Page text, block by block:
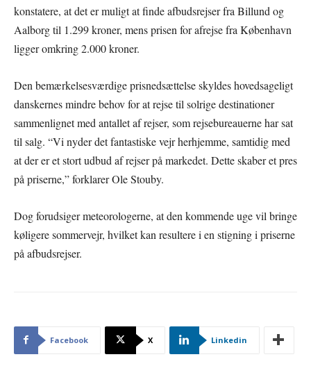
konstatere, at det er muligt at finde afbudsrejser fra Billund og
Aalborg til 1.299 kroner, mens prisen for afrejse fra København
ligger omkring 2.000 kroner.
Den bemærkelsesværdige prisnedsættelse skyldes hovedsageligt
danskernes mindre behov for at rejse til solrige destinationer
sammenlignet med antallet af rejser, som rejsebureauerne har sat
til salg. “Vi nyder det fantastiske vejr herhjemme, samtidig med
at der er et stort udbud af rejser på markedet. Dette skaber et pres
på priserne,” forklarer Ole Stouby.
Dog forudsiger meteorologerne, at den kommende uge vil bringe
køligere sommervejr, hvilket kan resultere i en stigning i priserne
på afbudsrejser.
Facebook X Linkedin